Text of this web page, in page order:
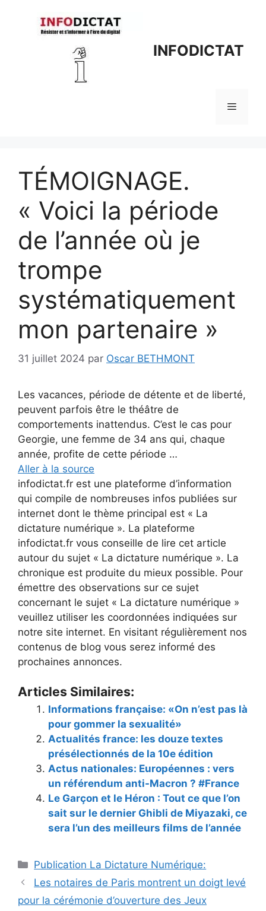
INFODICTAT
Menu
TÉMOIGNAGE.
« Voici la période
de l’année où je
trompe
systématiquement
mon partenaire »
31 juillet 2024 par Oscar BETHMONT
Les vacances, période de détente et de liberté,
peuvent parfois être le théâtre de
comportements inattendus. C’est le cas pour
Georgie, une femme de 34 ans qui, chaque
année, profite de cette période …
Aller à la source
infodictat.fr est une plateforme d’information
qui compile de nombreuses infos publiées sur
internet dont le thème principal est « La
dictature numérique ». La plateforme
infodictat.fr vous conseille de lire cet article
autour du sujet « La dictature numérique ». La
chronique est produite du mieux possible. Pour
émettre des observations sur ce sujet
concernant le sujet « La dictature numérique »
veuillez utiliser les coordonnées indiquées sur
notre site internet. En visitant régulièrement nos
contenus de blog vous serez informé des
prochaines annonces.
Articles Similaires:
Informations française: «On n’est pas là
pour gommer la sexualité»
Actualités france: les douze textes
présélectionnés de la 10e édition
Actus nationales: Européennes : vers
un référendum anti-Macron ? #France
Le Garçon et le Héron : Tout ce que l’on
sait sur le dernier Ghibli de Miyazaki, ce
sera l’un des meilleurs films de l’année
Catégories
Publication La Dictature Numérique:
Les notaires de Paris montrent un doigt levé
pour la cérémonie d’ouverture des Jeux